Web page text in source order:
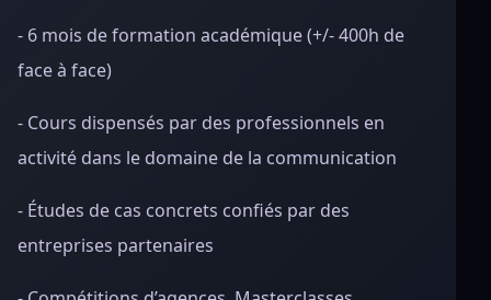
- 6 mois de formation académique (+/- 400h de
face à face)
- Cours dispensés par des professionnels en
activité dans le domaine de la communication
- Études de cas concrets confiés par des
entreprises partenaires